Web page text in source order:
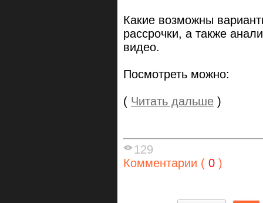
Какие возможны
рассрочки, а также
видео.
Посмотреть можно:
( Читать дальше )
129
Комментарии ( 0 )